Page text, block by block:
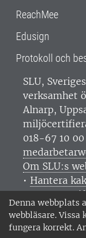
Denna webbplats
webbläsare.
fungera korrekt.
ReachMee
Edusign
Protokoll och
SLU,
verksamhet
Alnarp,
018-67 10
Om SLU:s
• Hantera